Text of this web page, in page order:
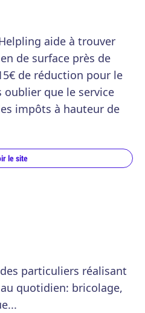
aide à trouver
de surface près de
de réduction pour le
oublier que le service
impôts à hauteur de
le site
particuliers réalisant
quotidien: bricolage,